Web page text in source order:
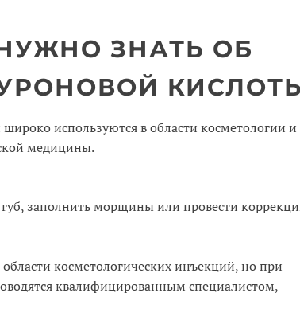
ЗНАТЬ ОБ
используются в области косметологии и
медицины.
заполнить морщины или провести
косметологических инъекций, но при
квалифицированным специалистом,